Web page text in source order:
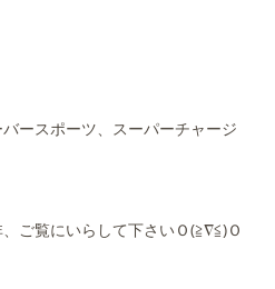
ースポーツ、スーパーチャージ
ご覧にいらして下さいＯ(≧∇≦)Ｏ